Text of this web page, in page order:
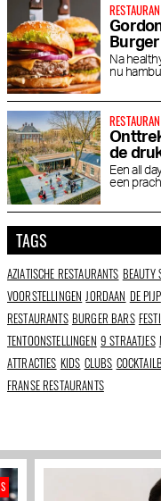
Van Baerle:
jaar Frans en nog
relevant
Na
nu
de
Een all
een
TAGS
AZIATISCHE RESTAURANTS BEAUTY
VOORSTELLINGEN JORDAAN DE PIJP
RESTAURANTS BURGER BARS
TENTOONSTELLINGEN 9 STRAATJES
ATTRACTIES KIDS CLUBS
FRANSE RESTAURANTS